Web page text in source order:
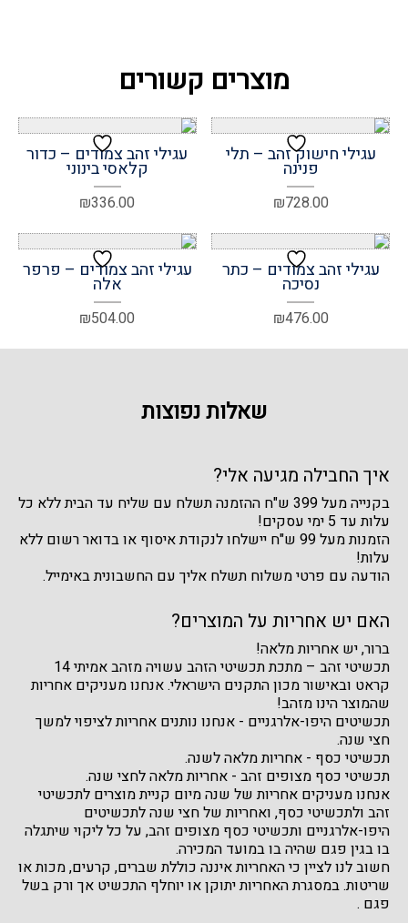
מוצרים קשורים
עגילי חישוק זהב – תלי
פנינה
₪728.00
עגילי זהב צמודים – כדור
קלאסי בינוני
₪336.00
עגילי זהב צמודים – כתר
נסיכה
₪476.00
עגילי זהב צמודים – פרפר
אלה
₪504.00
שאלות נפוצות
איך החבילה מגיעה אלי?
בקנייה מעל 399 ש"ח ההזמנה תשלח עם שליח עד הבית ללא כל
עלות עד 5 ימי עסקים!
הזמנות מעל 99 ש"ח יישלחו לנקודת איסוף או בדואר רשום ללא
עלות!
הודעה עם פרטי משלוח תשלח אליך עם החשבונית באימייל.
האם יש אחריות על המוצרים?
ברור, יש אחריות מלאה!
תכשיטי זהב – מתכת תכשיטי הזהב עשויה מזהב אמיתי 14
קראט ובאישור מכון התקנים הישראלי. אנחנו מעניקים אחריות
שהמוצר הינו מזהב!
תכשיטים היפו-אלרגניים - אנחנו נותנים אחריות לציפוי למשך
חצי שנה.
תכשיטי כסף - אחריות מלאה לשנה.
תכשיטי כסף מצופים זהב - אחריות מלאה לחצי שנה.
אנחנו מעניקים אחריות של שנה מיום קניית מוצרים לתכשיטי
זהב ולתכשיטי כסף, ואחריות של חצי שנה לתכשיטים
היפו-אלרגניים ותכשיטי כסף מצופים זהב, על כל ליקוי שיתגלה
בו בגין פגם שהיה בו במועד המכירה.
חשוב לנו לציין כי האחריות איננה כוללת שברים, קרעים, מכות או
שריטות. במסגרת האחריות יתוקן או יוחלף התכשיט אך ורק בשל
פגם .